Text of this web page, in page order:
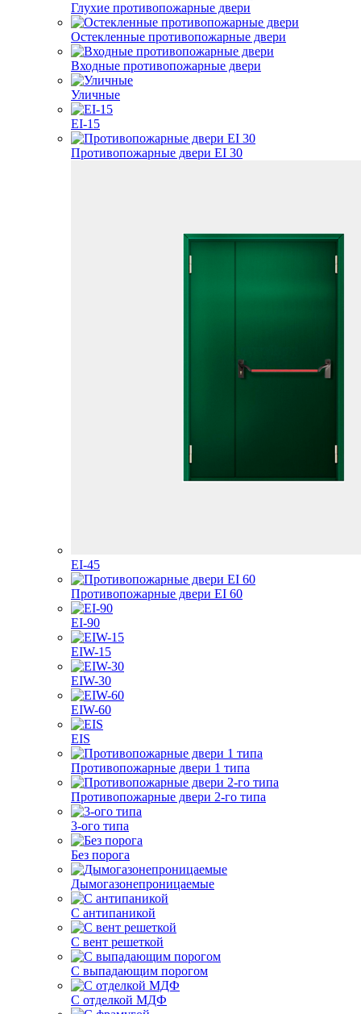
Глухие противопожарные двери
Остекленные противопожарные двери
Входные противопожарные двери
Уличные
EI-15
Противопожарные двери EI 30
EI-45
Противопожарные двери EI 60
EI-90
EIW-15
EIW-30
EIW-60
EIS
Противопожарные двери 1 типа
Противопожарные двери 2-го типа
3-ого типа
Без порога
Дымогазонепроницаемые
С антипаникой
С вент решеткой
С выпадающим порогом
С отделкой МДФ